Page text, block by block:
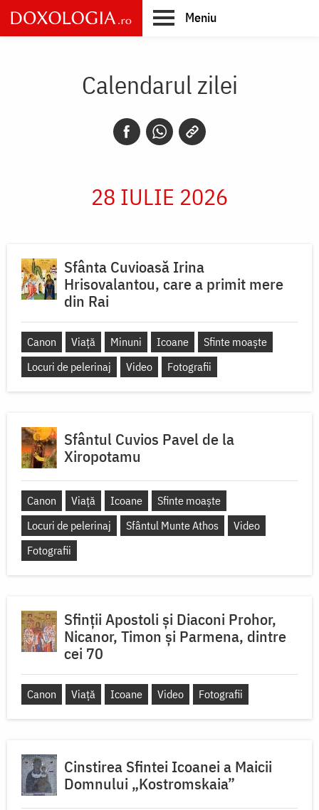
Skip
to
main
Meniu
Calendarul zilei
28 IULIE 2026
Sfânta Cuvioasă Irina
Hrisovalantou, care a primit mere
din Rai
Canon Viață Minuni Icoane
Sfinte moaște
Locuri de pelerinaj
Video Fotografii
Sfântul Cuvios Pavel de la
Xiropotamu
Canon Viață Icoane
Sfinte moaște
Locuri de pelerinaj
Sfântul Munte Athos
Video
Fotografii
Sfinții Apostoli și Diaconi Prohor,
Nicanor, Timon și Parmena, dintre
cei 70
Canon Viață Icoane Video Fotografii
Cinstirea Sfintei Icoanei a Maicii
Domnului „Kostromskaia”